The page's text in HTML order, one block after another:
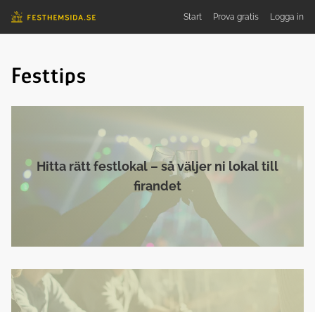
Start Prova gratis Logga in
Festtips
Hitta rätt festlokal – så väljer ni lokal till
firandet